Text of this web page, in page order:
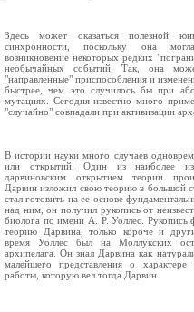
Здесь может оказаться полезной
синхронности, поскольку она
возникновение некоторых редких
необычайных событий. Так, она
"направленные" приспособления и
быстрее, чем это случилось бы при
мутациях. Сегодня известно много
"случайно" совпадали при активизации
В истории науки много случаев
или открытий. Один из наиболее
дарвиновским открытием теории
Дарвин изложил свою теорию в большой
стал готовить на ее основе
над ним, он получил рукопись от
биолога по имени А. Р. Уоллес. Рукопись
теорию Дарвина, только короче и
время Уоллес был на Моллукских
архипелага. Он знал Дарвина как
малейшего представления о характере
работы, которую вел тогда Дарвин.